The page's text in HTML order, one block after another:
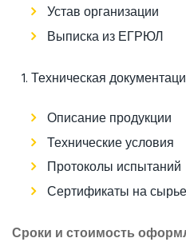
Устав организации
Выписка из ЕГРЮЛ
Техническая
Описание продукции
Технические условия
Протоколы испытаний
Сертификаты на сырье
Сроки и стоимость